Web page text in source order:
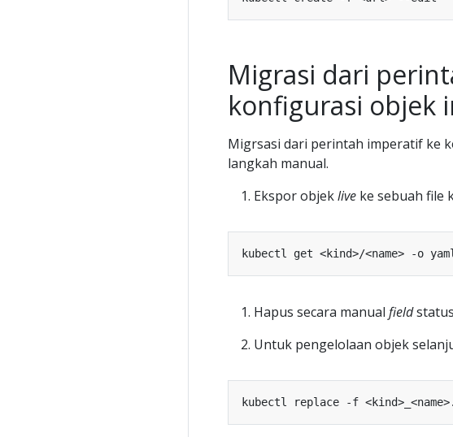
Migrasi dari
konfigurasi objek
Migrsasi dari perintah imperatif ke
langkah manual.
Ekspor objeklive ke sebuah file
Hapus secara manual field
Untuk pengelolaan objek